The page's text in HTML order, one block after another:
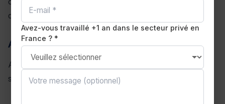
dans son usage formel.
AS conjonction temporelle (simultanéité)
AS peut exprimer deux actions qui se déroulent
simultanément :
Avez-vous travaillé +1 an dans le secteur privé en
France ? *